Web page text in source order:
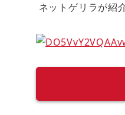
ネットゲリラが紹